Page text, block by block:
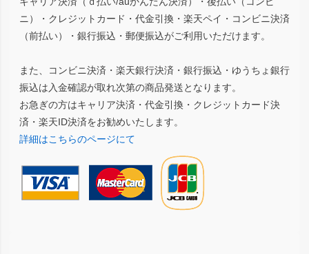
ニ）・クレジットカード・代金引換・楽天ペイ・コンビニ決済
（前払い）・銀行振込・郵便振込がご利用いただけます。
また、コンビニ決済・楽天銀行決済・銀行振込・ゆうちょ銀行
振込は入金確認が取れ次第の商品発送となります。
お急ぎの方はキャリア決済・代金引換・クレジットカード決
済・楽天ID決済をお勧めいたします。
詳細はこちらのページにて